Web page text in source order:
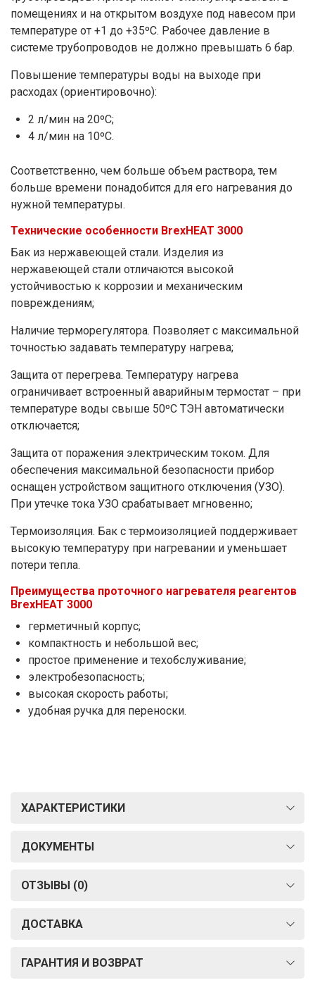
помещениях и на открытом воздухе под навесом при
температуре от +1 до +35ºС. Рабочее давление в
системе трубопроводов не должно превышать 6 бар.
Повышение температуры воды на выходе при
расходах (ориентировочно):
2 л/мин на 20ºС;
4 л/мин на 10ºС.
Соответственно, чем больше объем раствора, тем
больше времени понадобится для его нагревания до
нужной температуры.
Технические особенности BrexHEAT 3000
Бак из нержавеющей стали. Изделия из
нержавеющей стали отличаются высокой
устойчивостью к коррозии и механическим
повреждениям;
Наличие терморегулятора. Позволяет с максимальной
точностью задавать температуру нагрева;
Защита от перегрева. Температуру нагрева
ограничивает встроенный аварийным термостат – при
температуре воды свыше 50ºС ТЭН автоматически
отключается;
Защита от поражения электрическим током. Для
обеспечения максимальной безопасности прибор
оснащен устройством защитного отключения (УЗО).
При утечке тока УЗО срабатывает мгновенно;
Термоизоляция. Бак с термоизоляцией поддерживает
высокую температуру при нагревании и уменьшает
потери тепла.
Преимущества проточного нагревателя реагентов
BrexHEAT 3000
герметичный корпус;
компактность и небольшой вес;
простое применение и техобслуживание;
электробезопасность;
высокая скорость работы;
удобная ручка для переноски.
ХАРАКТЕРИСТИКИ
ДОКУМЕНТЫ
ОТЗЫВЫ (0)
ДОСТАВКА
ГАРАНТИЯ И ВОЗВРАТ